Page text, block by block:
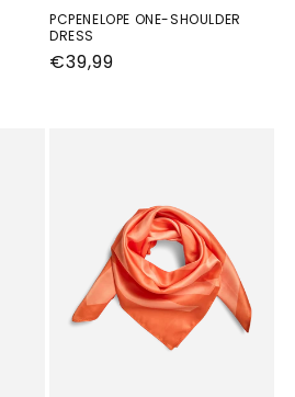
PCPENELOPE ONE-SHOULDER
DRESS
Normale
€39,99